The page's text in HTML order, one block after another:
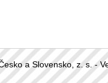
a Slovensko, z. s. -